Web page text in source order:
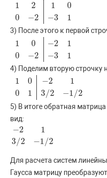
1
0
2
−2
1
−3
0
1
3) После этого к первой
1
0
0
−2
−2
−3
1
1
4) Поделим вторую строчку
1
0
0
1
−2
3/2
1
−1/2
2
5) В итоге обратная
вид:
−2
3/2
1
−1/2
1 2
Для расчета систем
Гаусса матрицу